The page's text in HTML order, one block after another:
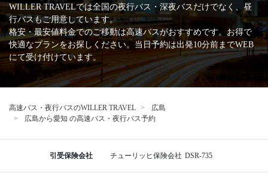
WILLER TRAVELでは全国の夜行バス・深夜バスだけでなく、昼
行バスもご用意しています。
格安・最安値料金でのご移動は高速バスがおすすめです。お得で
快適なプランをお探しください。当日予約は出発10分前までWEB
にて受け付けています。
高速バス・夜行バスのWILLER TRAVEL
広島
広島から愛知 の高速バス・夜行バス予約
引受保険会社 チューリッヒ保険会社 DSR-735